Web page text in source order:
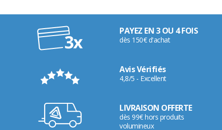
PAYEZ EN 3 OU 4 FOIS
dès 150€ d'achat
Avis Vérifiés
4,8/5 - Excellent
LIVRAISON OFFERTE
dès 99€ hors produits
volumineux